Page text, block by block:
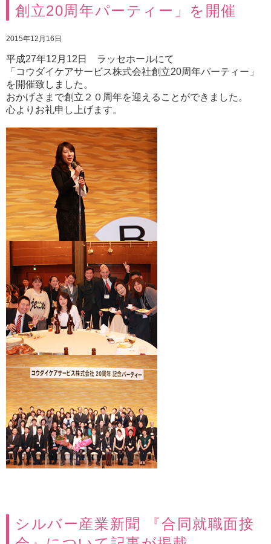
創立20周年パーティー」を開催
2015年12月16日
平成27年12月12日 ラッセホールにて
「コウダイケアサービス株式会社創立20周年パーティー」
を開催致しました。
おかげさまで創立２０周年を迎えることができました。
心よりお礼申し上げます。
シルバー産業新聞 『合同就職面接